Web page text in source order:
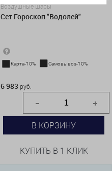
Воздушные шары
Сет Гороскоп "Водолей"
Карта-10% Самовывоз-10%
6 983 руб.
В КОРЗИНУ
КУПИТЬ В 1 КЛИК